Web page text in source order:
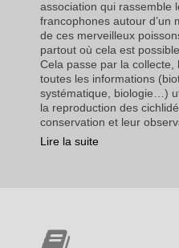
association qui rassemble
francophones autour d’un
de ces merveilleux
partout où cela est possible.
Cela passe par la
toutes les informations
systématique, biologie…)
la reproduction des
conservation et leur
Lire la suite